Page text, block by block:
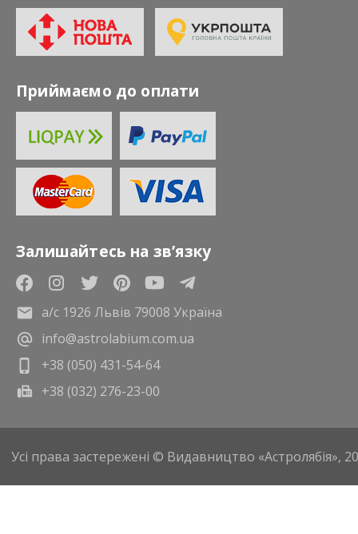
Приймаємо до оплати
Залишайтесь на зв’язку
а/с 1926 Львів 79008 Україна
info@astrolabium.com.ua
+38 (050) 431-54-64
+38 (032) 276-23-00
Усі права застережені © Видавництво «Астролябія»,